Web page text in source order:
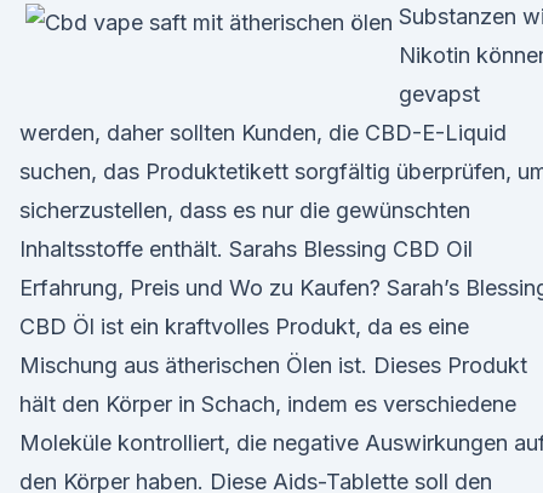
Substanzen
Nikotin
gevapst
werden, daher sollten Kunden, die CBD-E-Liquid
suchen, das Produktetikett sorgfältig überprüfen,
sicherzustellen, dass es nur die gewünschten
Inhaltsstoffe enthält. Sarahs Blessing CBD Oil
Erfahrung, Preis und Wo zu Kaufen? Sarah’s
CBD Öl ist ein kraftvolles Produkt, da es eine
Mischung aus ätherischen Ölen ist. Dieses Produkt
hält den Körper in Schach, indem es verschiedene
Moleküle kontrolliert, die negative Auswirkungen
den Körper haben. Diese Aids-Tablette soll den